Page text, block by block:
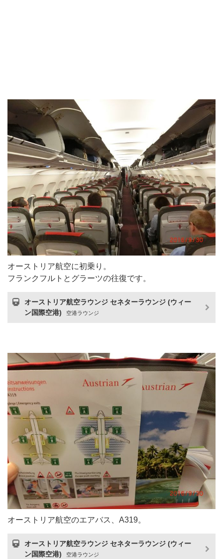
オーストリア航空に初乗り。
フランクフルトとグラーツの往復です。
オーストリア航空ラウンジ セネターラウンジ (ウィー
ン国際空港)
空港ラウンジ
オーストリア航空のエアバス、A319。
オーストリア航空ラウンジ セネターラウンジ (ウィー
ン国際空港)
空港ラウンジ